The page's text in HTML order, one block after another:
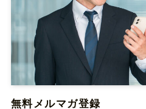
無料メルマガ登録